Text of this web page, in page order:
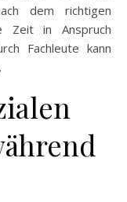
dem richtigen
Zeit in Anspruch
Fachleute kann